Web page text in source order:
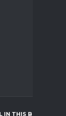
IN THIS BROWSER